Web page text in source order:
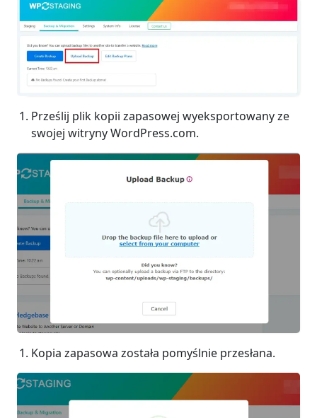
Prześlij plik kopii zapasowej wyeksportowany ze
swojej witryny WordPress.com.
Kopia zapasowa została pomyślnie przesłana.